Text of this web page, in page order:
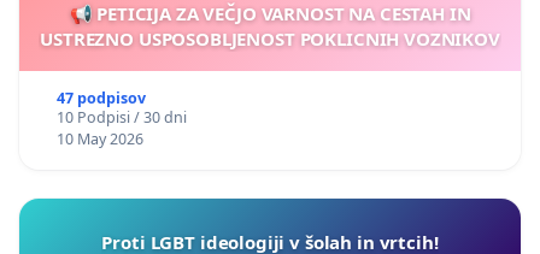
📢 PETICIJA ZA VEČJO VARNOST NA CESTAH IN
USTREZNO USPOSOBLJENOST POKLICNIH VOZNIKOV
47 podpisov
10 Podpisi / 30 dni
10 May 2026
Proti LGBT ideologiji v šolah in vrtcih!